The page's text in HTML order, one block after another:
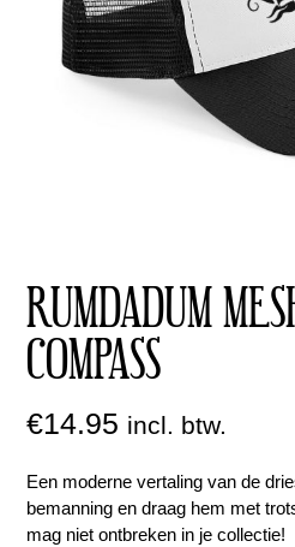
RUMDADUM
COMPASS
€14.95 incl. btw.
Een moderne vertaling van de
bemanning en draag hem met
mag niet ontbreken in je collectie!